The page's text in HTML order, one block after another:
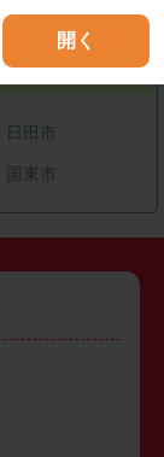
開く
日田市
国東市